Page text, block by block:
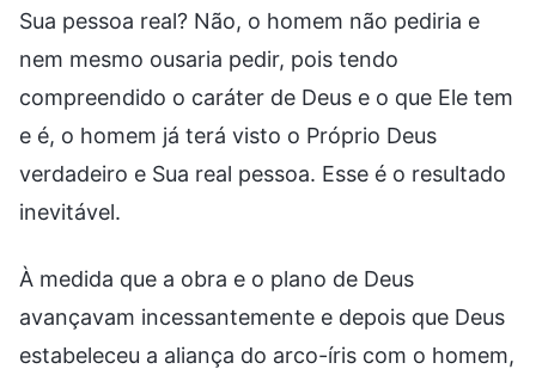
Sua pessoa real? Não, o homem não pediria e
nem mesmo ousaria pedir, pois tendo
compreendido o caráter de Deus e o que Ele tem
e é, o homem já terá visto o Próprio Deus
verdadeiro e Sua real pessoa. Esse é o resultado
inevitável.
À medida que a obra e o plano de Deus
avançavam incessantemente e depois que Deus
estabeleceu a aliança do arco-íris com o homem,